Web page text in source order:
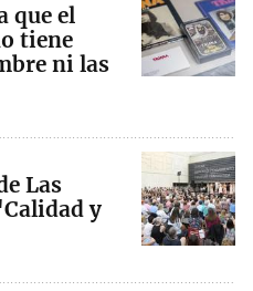
que el
tiene
ni las
Las
y